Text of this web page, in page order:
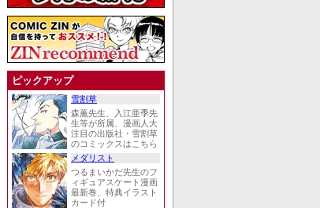
ピックアップ
雪割草
森薫先生、入江亜季先
生等が所属、漫画人大
注目の出版社・雪割草
のコミックスはこちら
メダリスト
つるまいかだ先生のフ
ィギュアスケート漫画
最新巻、特典イラスト
カード付